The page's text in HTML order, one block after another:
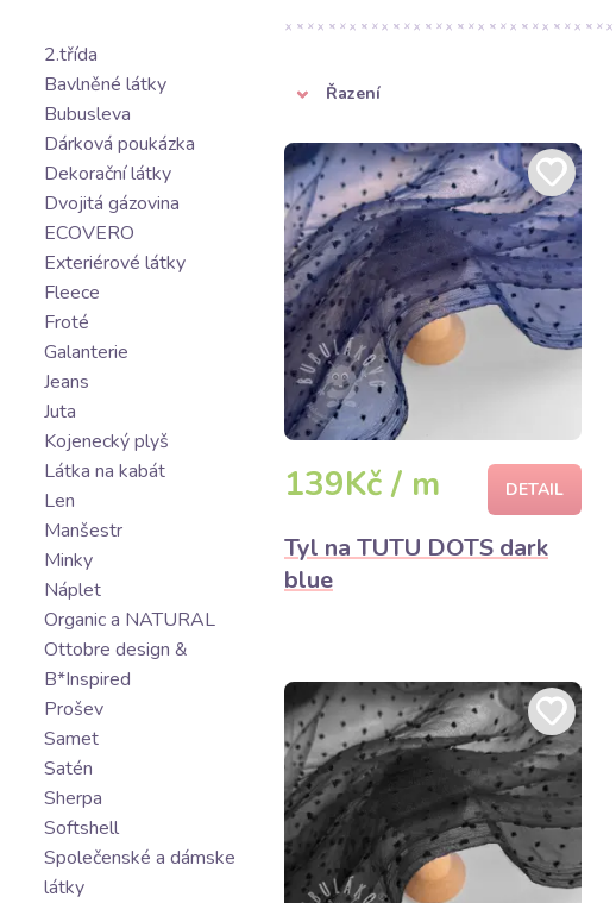
2.třída
Bavlněné látky
Bubusleva
Dárková poukázka
Dekorační látky
Dvojitá gázovina
ECOVERO
Exteriérové látky
Fleece
Froté
Galanterie
Jeans
Juta
Kojenecký plyš
Látka na kabát
Len
Manšestr
Minky
Náplet
Organic a NATURAL
Ottobre design &
B*Inspired
Prošev
Samet
Satén
Sherpa
Softshell
Společenské a dámske
látky
Řazení
139Kč / m DETAIL
Tyl na TUTU DOTS dark
blue